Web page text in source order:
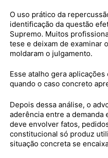
O uso prático da
identificação da questão
Supremo. Muitos
tese e deixam de examinar
moldaram o julgamento.
Esse atalho gera
quando o caso concreto
Depois dessa análise, o
aderência entre a demanda
deve envolver fatos,
constitucional só produz
situação concreta se